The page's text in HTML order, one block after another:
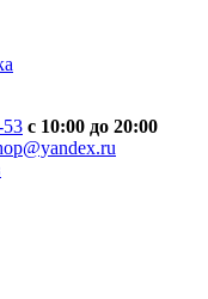
53 с 10:00 до 20:00